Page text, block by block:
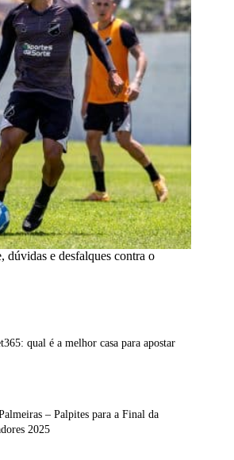
dúvidas e desfalques contra o
qual é a melhor casa para apostar
– Palpites para a Final da
2025